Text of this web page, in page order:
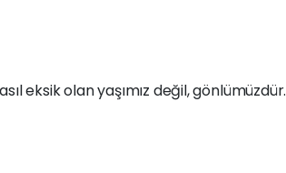
eksik olan yaşımız değil, gönlümüzdür.